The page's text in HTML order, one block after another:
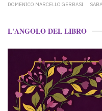
DOMENICO MARCELLO GERBASI
L'ANGOLO DEL LIBRO